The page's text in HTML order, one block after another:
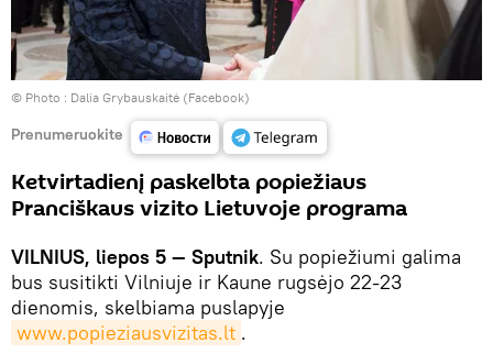
© Photo : Dalia Grybauskaitė (Facebook)
Prenumeruokite
Ketvirtadienį paskelbta popiežiaus
Pranciškaus vizito Lietuvoje programa
VILNIUS, liepos 5 — Sputnik. Su popiežiumi galima
bus susitikti Vilniuje ir Kaune rugsėjo 22-23
dienomis, skelbiama puslapyje
www.popieziausvizitas.lt .